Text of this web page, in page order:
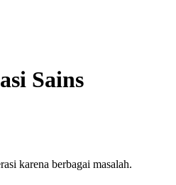
Sains
karena berbagai masalah.